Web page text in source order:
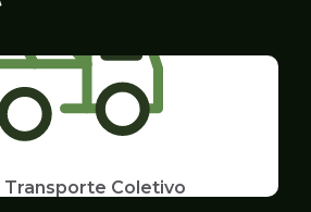
Transporte Coletivo